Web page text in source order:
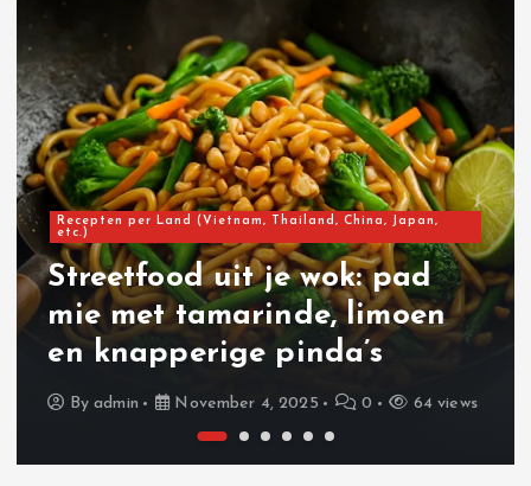
Recepten per Land (Vietnam, Thailand, China, Japan,
etc.)
Streetfood uit je wok: pad
mie met tamarinde, limoen
en knapperige pinda’s
Byadmin November 4, 2025 0 64 views